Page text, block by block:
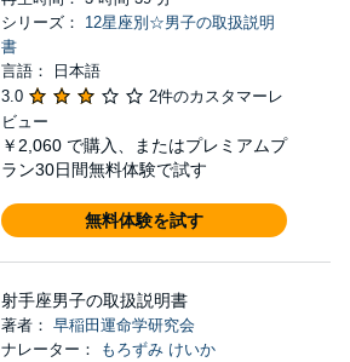
シリーズ： 12星座別☆男子の取扱説明
書
言語： 日本語
3.0
2件のカスタマーレ
ビュー
￥2,060 で購入、またはプレミアムプ
ラン30日間無料体験で試す
無料体験を試す
射手座男子の取扱説明書
著者： 早稲田運命学研究会
ナレーター：
もろずみ けいか